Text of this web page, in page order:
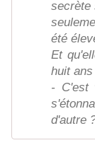
secrète
été
Et
huit
- C'est
d'autre